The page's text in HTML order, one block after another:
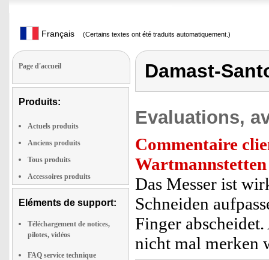
Français (Certains textes ont été traduits automatiquement.)
Page d'accueil
Produits:
Actuels produits
Anciens produits
Tous produits
Accessoires produits
Eléments de support:
Téléchargement de notices,
pilotes, vidéos
FAQ service technique
Damast-
Evaluations,
Commentaire
Wartmannstetten
Das Messer ist
Schneiden
Finger
nicht mal merken